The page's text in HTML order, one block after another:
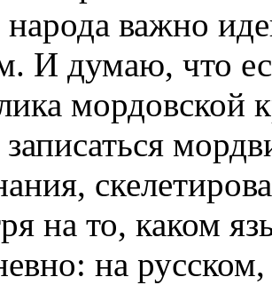
важно
И думаю, что
мордовской
на то, каком
на